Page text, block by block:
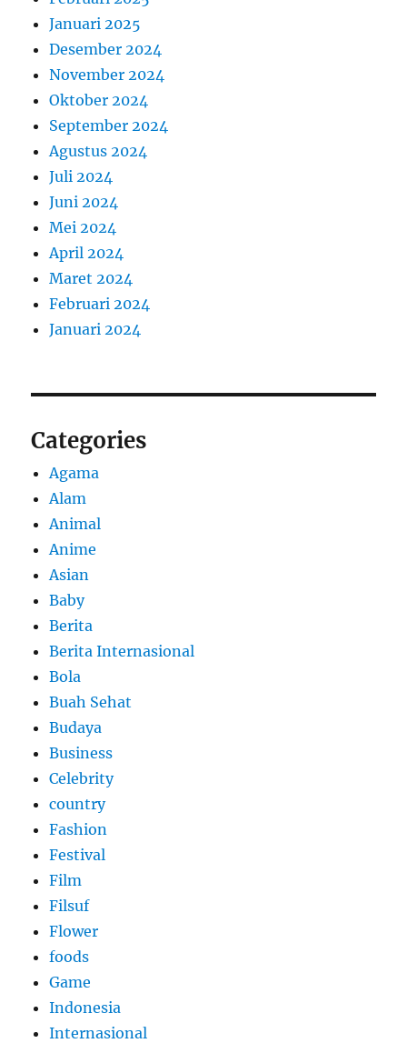
Januari 2025
Desember 2024
November 2024
Oktober 2024
September 2024
Agustus 2024
Juli 2024
Juni 2024
Mei 2024
April 2024
Maret 2024
Februari 2024
Januari 2024
Categories
Agama
Alam
Animal
Anime
Asian
Baby
Berita
Berita Internasional
Bola
Buah Sehat
Budaya
Business
Celebrity
country
Fashion
Festival
Film
Filsuf
Flower
foods
Game
Indonesia
Internasional